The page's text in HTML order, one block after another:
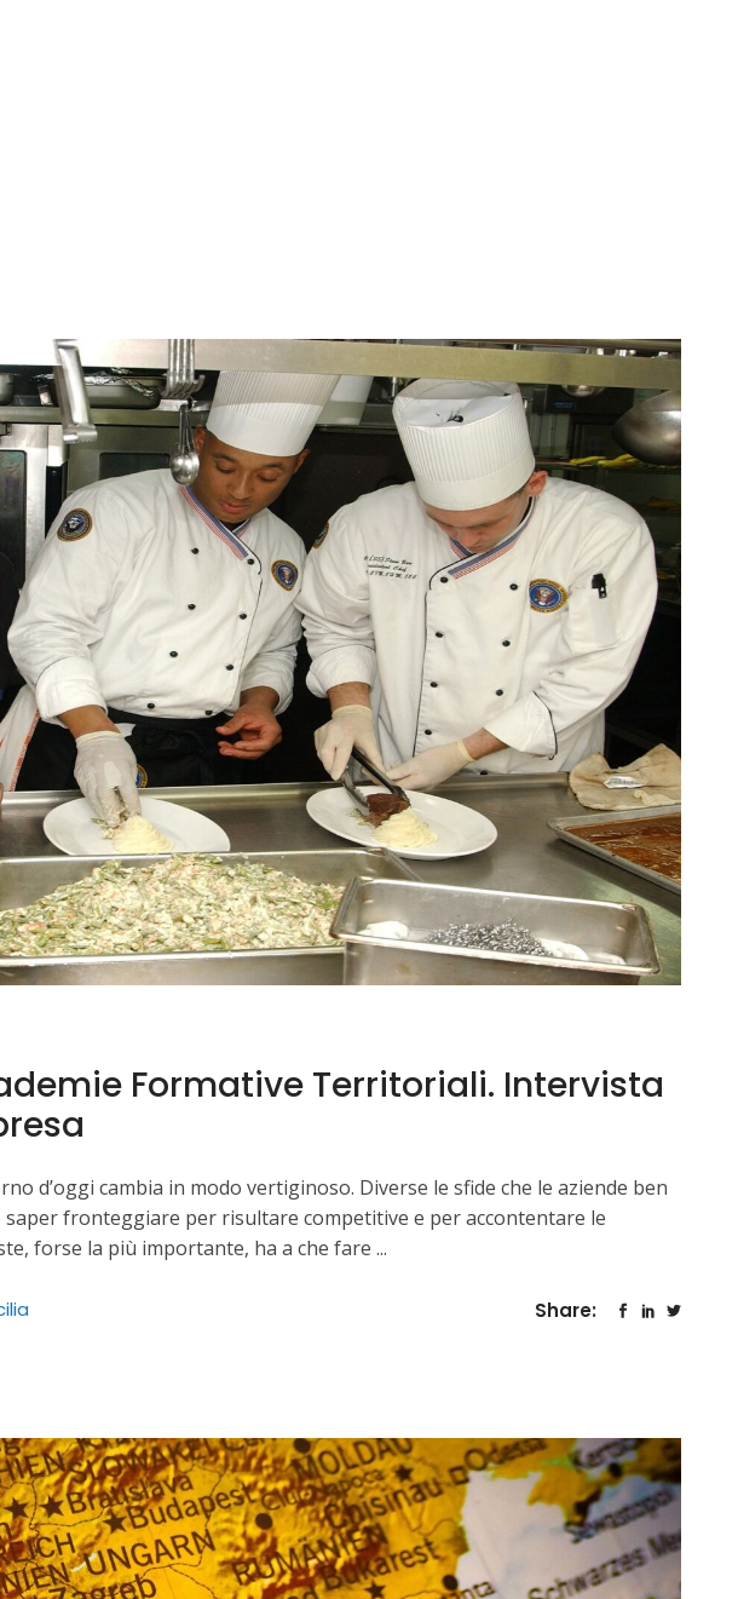
Formative Territoriali. Intervista
d’oggi cambia in modo vertiginoso. Diverse le sfide che le aziende ben
fronteggiare per risultare competitive e per accontentare le
forse la più importante, ha a che fare
Share: